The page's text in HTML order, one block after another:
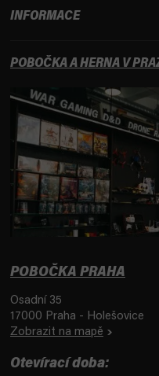
INFORMACE
POBOČKA A HERNA V
POBOČKA PRAHA
Osadní 35
17000 Praha - Holešovice
Zobrazit na mapě
Otevírací doba: